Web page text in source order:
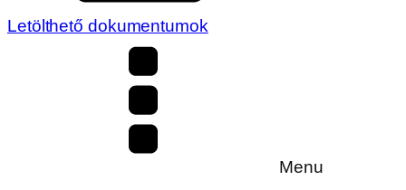
Letölthető dokumentumok
Menu